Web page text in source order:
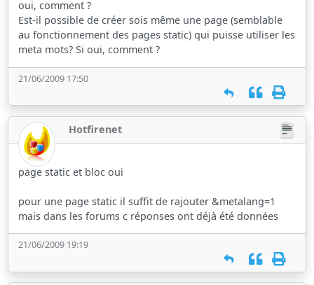
oui, comment ?
Est-il possible de créer sois même une page (semblable
au fonctionnement des pages static) qui puisse utiliser les
meta mots? Si oui, comment ?
21/06/2009 17:50
Hotfirenet
page static et bloc oui
pour une page static il suffit de rajouter &metalang=1
mais dans les forums c réponses ont déjà été données
21/06/2009 19:19